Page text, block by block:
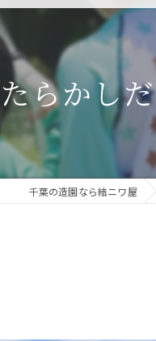
らかし
千葉の造園なら結ニワ屋